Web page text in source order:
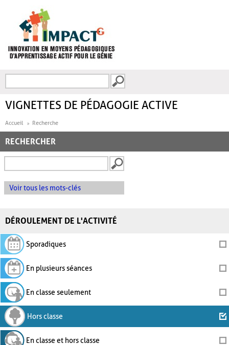
FORMULAIRE DE
VIGNETTES DE PÉDAGOGIE ACTIVE
Accueil Recherche
RECHERCHER
Voir tous les mots-clés
DÉROULEMENT DE L'ACTIVITÉ
Sporadiques
En plusieurs séances
En classe seulement
Hors classe
En classe et hors classe